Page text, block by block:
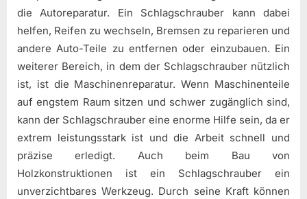
die Autoreparatur. Ein Schlagschrauber kann dabei
helfen, Reifen zu wechseln, Bremsen zu reparieren und
andere Auto-Teile zu entfernen oder einzubauen. Ein
weiterer Bereich, in dem der Schlagschrauber nützlich
ist, ist die Maschinenreparatur. Wenn Maschinenteile
auf engstem Raum sitzen und schwer zugänglich sind,
kann der Schlagschrauber eine enorme Hilfe sein, da er
extrem leistungsstark ist und die Arbeit schnell und
präzise erledigt. Auch beim Bau von
Holzkonstruktionen ist ein Schlagschrauber ein
unverzichtbares Werkzeug. Durch seine Kraft können